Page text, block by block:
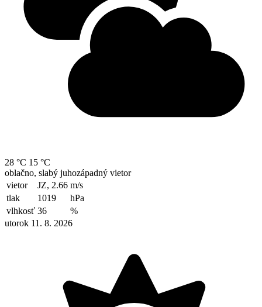
28 °C 15 °C
oblačno, slabý juhozápadný vietor
vietor
JZ, 2.66 m/s
tlak
1019
hPa
vlhkosť 36
%
utorok 11. 8. 2026